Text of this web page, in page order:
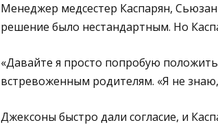
Менеджер медсестер Каспарян,
решение было нестандартным. Но
«Давайте я просто попробую
встревоженным родителям. «Я не
Джексоны быстро дали согласие, и